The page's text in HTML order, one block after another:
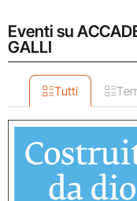
Eventi su
GALLI
Tutti